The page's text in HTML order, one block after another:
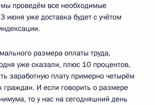
проведём все необходимые
июня уже доставка будет с учётом
размера оплаты труда,
уже сказали, плюс 10 процентов,
заработную плату примерно четырём
И если говорить о размере
то у нас на сегодняшний день